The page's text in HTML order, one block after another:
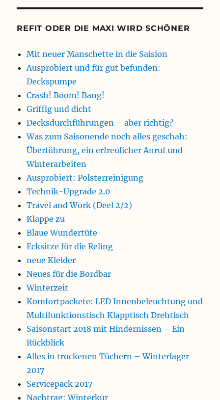
REFIT ODER DIE MAXI WIRD SCHÖNER
Mit neuer Manschette in die Saision
Ausprobiert und für gut befunden:
Deckspumpe
Crash! Boom! Bang!
Griffig und dicht
Decksdurchführungen – aber richtig?
Was zum Saisonende noch alles geschah:
Überführung, ein erfreulicher Anruf und
Winterarbeiten
Ausprobiert: Polsterreinigung
Technik-Upgrade 2.0
Travel and Work (Deel 2/2)
Klappe zu
Blaue Wundertüte
Ecksitze für die Reling
neue Kleider
Neues für die Bordbar
Winterzeit
Komfortpackete: LED Innenbeleuchtung und
Multifunktionstisch Klapptisch Drehtisch
Saisonstart 2018 mit Hindernissen – Ein
Rückblick
Alles in trockenen Tüchern – Winterlager
2017
Servicepack 2017
Nachtrag: Winterkur